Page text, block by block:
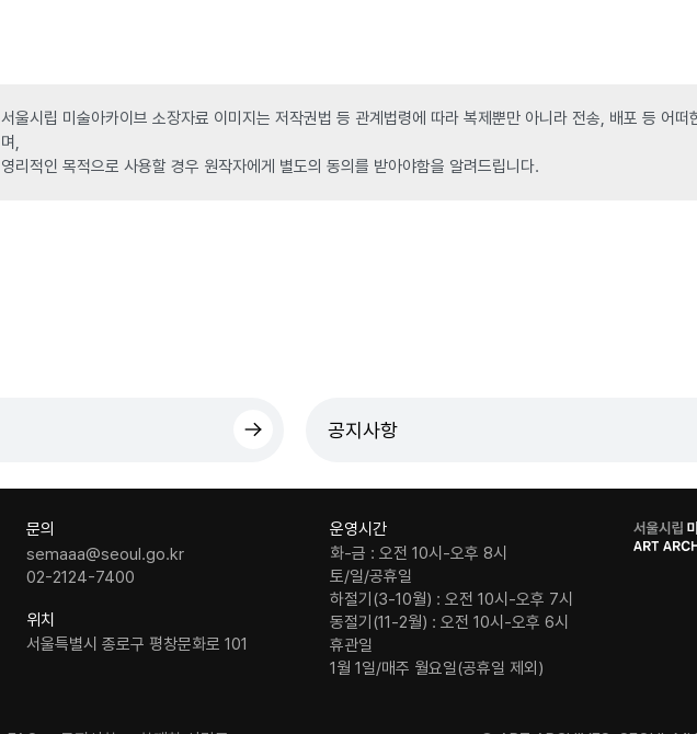
서울시립 미술아카이브 소장자료 이미지는 저작권법 등 관계법령에 따라 복제뿐만 아니라 전송, 배포 등 어
며,
영리적인 목적으로 사용할 경우 원작자에게 별도의 동의를 받아야함을 알려드립니다.
공지사항
문의
semaaa@seoul.go.kr
02-2124-7400
위치
서울특별시 종로구 평창문화로 101
운영시간
화-금 : 오전 10시-오후 8시
토/일/공휴일
하절기(3-10월) : 오전 10시-오후 7시
동절기(11-2월) : 오전 10시-오후 6시
휴관일
1월 1일/매주 월요일(공휴일 제외)
로
고